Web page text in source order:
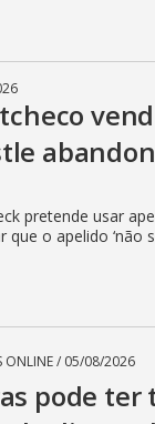
pretende usar
que o apelido ‘não
ONLINE/ 05/08/2026
pode ter